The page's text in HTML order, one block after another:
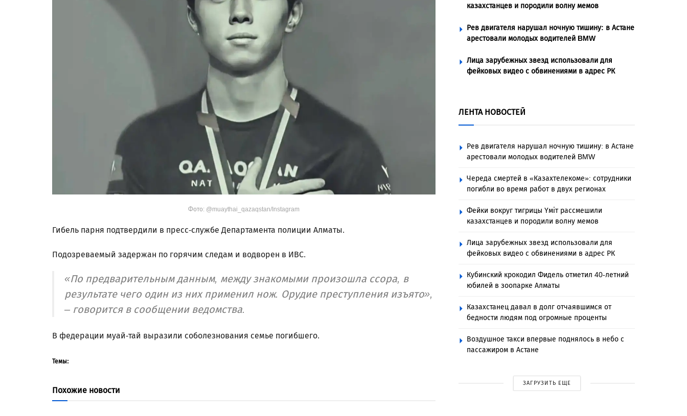
Фото: @muaythai_qazaqstan/Instagram
Гибель парня подтвердили в пресс-службе Департамента полиции Алматы.
Подозреваемый задержан по горячим следам и водворен в ИВС.
«По предварительным данным, между знакомыми произошла ссора, в
результате чего один из них применил нож. Орудие преступления изъято»,
– говорится в сообщении ведомства.
В федерации муай-тай выразили соболезнования семье погибшего.
Темы:
Похожие новости
казахстанцев и породили волну мемов
Рев двигателя нарушал ночную тишину: в Астане
арестовали молодых водителей BMW
Лица зарубежных звезд использовали для
фейковых видео с обвинениями в адрес РК
ЛЕНТА НОВОСТЕЙ
Рев двигателя нарушал ночную тишину: в Астане
арестовали молодых водителей BMW
Череда смертей в «Казахтелекоме»: сотрудники
погибли во время работ в двух регионах
Фейки вокруг тигрицы Үміт рассмешили
казахстанцев и породили волну мемов
Лица зарубежных звезд использовали для
фейковых видео с обвинениями в адрес РК
Кубинский крокодил Фидель отметил 40-летний
юбилей в зоопарке Алматы
Казахстанец давал в долг отчаявшимся от
бедности людям под огромные проценты
Воздушное такси впервые поднялось в небо с
пассажиром в Астане
ЗАГРУЗИТЬ ЕЩЕ